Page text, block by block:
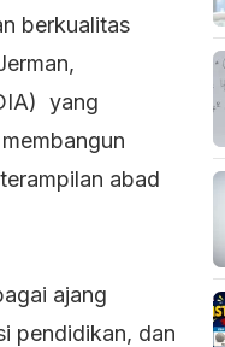
berkualitas
yang
abad
ajang
pendidikan, dan